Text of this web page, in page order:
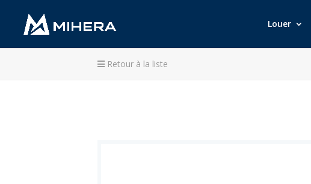
Louer
Retour à la liste